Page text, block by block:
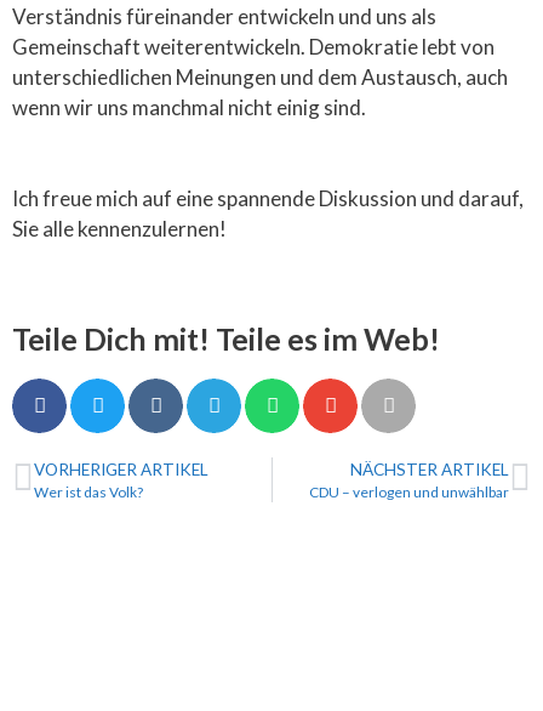
Verständnis füreinander entwickeln und uns als
Gemeinschaft weiterentwickeln. Demokratie lebt von
unterschiedlichen Meinungen und dem Austausch, auch
wenn wir uns manchmal nicht einig sind.
Ich freue mich auf eine spannende Diskussion und darauf,
Sie alle kennenzulernen!
Teile Dich mit! Teile es im Web!
VORHERIGER ARTIKEL
Wer ist das Volk?
NÄCHSTER ARTIKEL
CDU – verlogen und unwählbar